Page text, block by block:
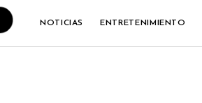
NOTICIAS ENTRETENIMIENTO